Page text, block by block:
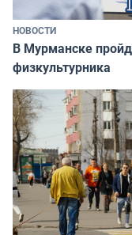
НОВОСТИ
В Мурманске
физкультурника